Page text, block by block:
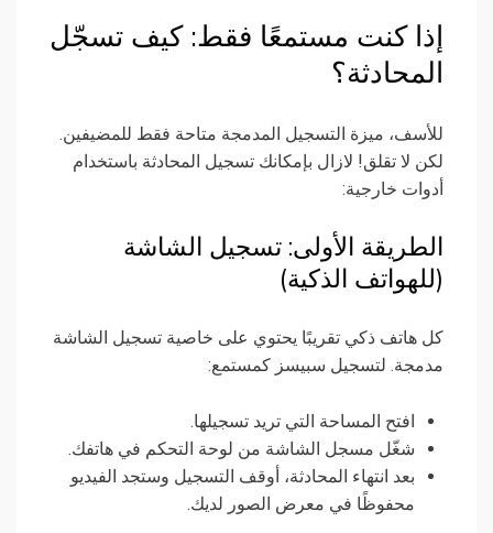
إذا كنت مستمعًا فقط: كيف تسجّل
المحادثة؟
للأسف، ميزة التسجيل المدمجة متاحة فقط للمضيفين.
لكن لا تقلق! لازال بإمكانك تسجيل المحادثة باستخدام
أدوات خارجية:
الطريقة الأولى: تسجيل الشاشة
(للهواتف الذكية)
كل هاتف ذكي تقريبًا يحتوي على خاصية تسجيل الشاشة
مدمجة. لتسجيل سبيسز كمستمع:
افتح المساحة التي تريد تسجيلها.
شغّل مسجل الشاشة من لوحة التحكم في هاتفك.
بعد انتهاء المحادثة، أوقف التسجيل وستجد الفيديو
محفوظًا في معرض الصور لديك.